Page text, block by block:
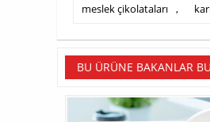
meslek çikolataları ,
BU ÜRÜNE BAKANLAR